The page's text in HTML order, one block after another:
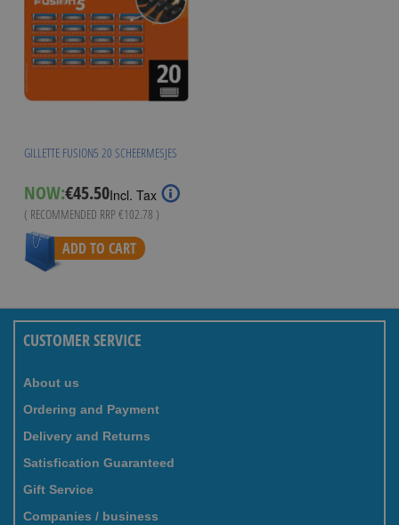
GILLETTE FUSION5 20 SCHEERMESJES
NOW:€45.50Incl. Tax
( RECOMMENDED RRP €102.78 )
ADD TO CART
CUSTOMER SERVICE
About us
Ordering and Payment
Delivery and Returns
Satisfication Guaranteed
Gift Service
Companies / business